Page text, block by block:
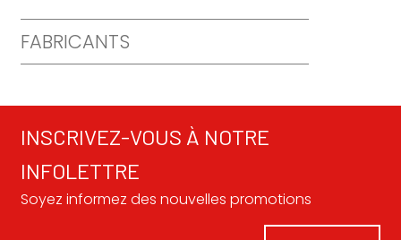
FABRICANTS
INSCRIVEZ-VOUS À NOTRE
INFOLETTRE
Soyez informez des nouvelles promotions